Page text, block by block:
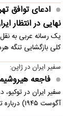
ادعای توافق
نهایی در انتظار
یک رسانه عربی به
کلی بازگشایی تنگه
سفیر ایران در ژاپن:
فاجعه
آگوست ۱۹۴۵) درباره تکرار این فاجعه هشدار داد.